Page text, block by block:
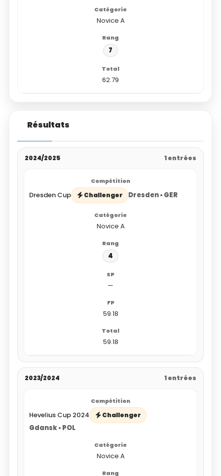
Novice A
7
62.79
Résultats
2024/2025 1 entrées
Dresden Cup Challenger Dresden • GER
Novice A
4
—
59.18
59.18
2023/2024 1 entrées
Hevelius Cup 2024 Challenger
Gdansk • POL
Novice A